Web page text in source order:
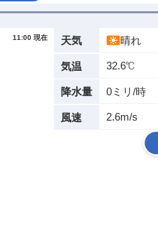
11:00 現在 天気 晴れ
気温 32.6℃
降水量 0ミリ/時
風速 2.6m/s